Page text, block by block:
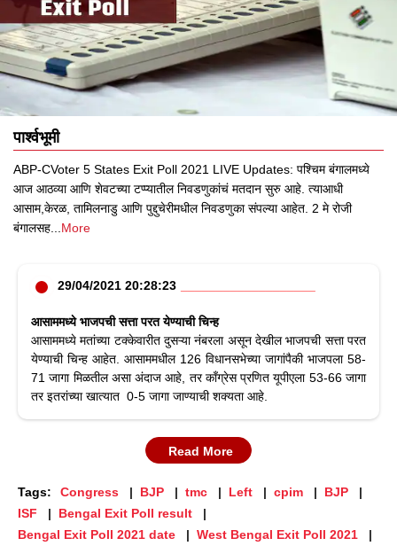
पार्श्वभूमी
ABP-CVoter 5 States Exit Poll 2021 LIVE Updates: पश्चिम बंगालमध्ये
आज आठव्या आणि शेवटच्या टप्प्यातील निवडणुकांचं मतदान सुरु आहे. त्याआधी
आसाम,केरळ, तामिलनाडु आणि पुद्दुचेरीमधील निवडणुका संपल्या आहेत. 2 मे रोजी
बंगालसह
More
29/04/2021 20:28:23
आसाममध्ये भाजपची सत्ता परत येण्याची चिन्ह
आसाममध्ये मतांच्या टक्केवारीत दुसऱ्या नंबरला असून देखील भाजपची सत्ता परत
येण्याची चिन्ह आहेत. आसाममधील 126 विधानसभेच्या जागांपैकी भाजपला 58-
71 जागा मिळतील असा अंदाज आहे, तर काँग्रेस प्रणित यूपीएला 53-66 जागा
तर इतरांच्या खात्यात 0-5 जागा जाण्याची शक्यता आहे.
Read More
Tags: Congress BJP tmc Left cpim
BJP
ISF
Bengal Exit Poll result
Bengal Exit Poll 2021 date
West Bengal Exit Poll 2021